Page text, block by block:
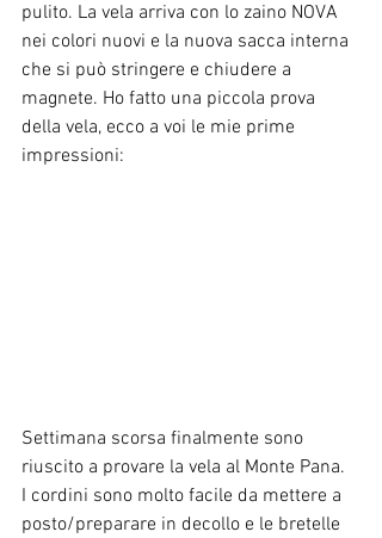
pulito. La vela arriva con lo zaino NOVA
nei colori nuovi e la nuova sacca interna
che si può stringere e chiudere a
magnete. Ho fatto una piccola prova
della vela, ecco a voi le mie prime
impressioni:
Settimana scorsa finalmente sono
riuscito a provare la vela al Monte Pana.
I cordini sono molto facile da mettere a
posto/preparare in decollo e le bretelle